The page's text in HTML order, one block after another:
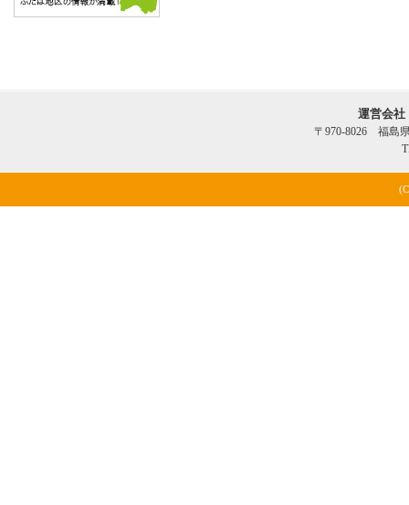
運営会
〒970-8026 福島